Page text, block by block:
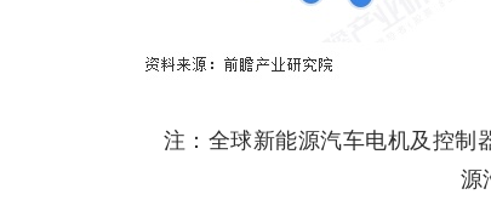
注：全球新能源汽车电机及控制
源